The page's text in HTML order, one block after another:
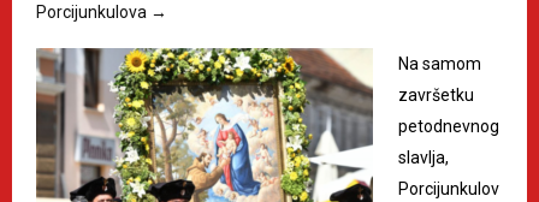
Porcijunkulova →
Na samom
završetku
petodnevnog
slavlja,
Porcijunkulov